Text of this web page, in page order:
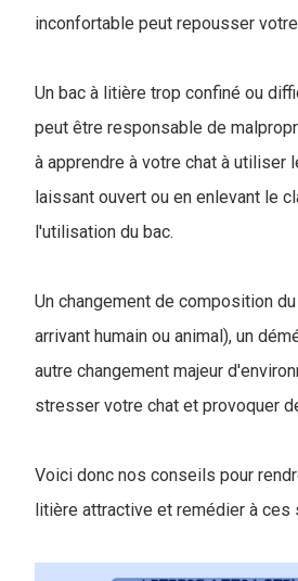
inconfortable peut repousser
Un bac à litière trop confiné ou
peut être responsable de
à apprendre à votre chat à utiliser
laissant ouvert ou en enlevant le
l'utilisation du bac.
Un changement de composition
arrivant humain ou animal), un
autre changement majeur
stresser votre chat et provoquer
Voici donc nos conseils pour
litière attractive et remédier à ces